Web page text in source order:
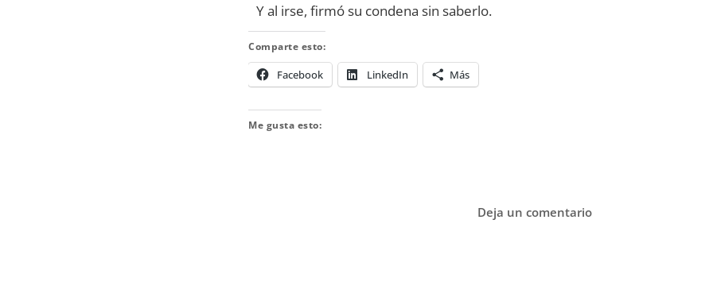
Y al irse, firmó su condena sin saberlo.
Comparte esto:
Facebook LinkedIn Más
Me gusta esto:
Deja un comentario